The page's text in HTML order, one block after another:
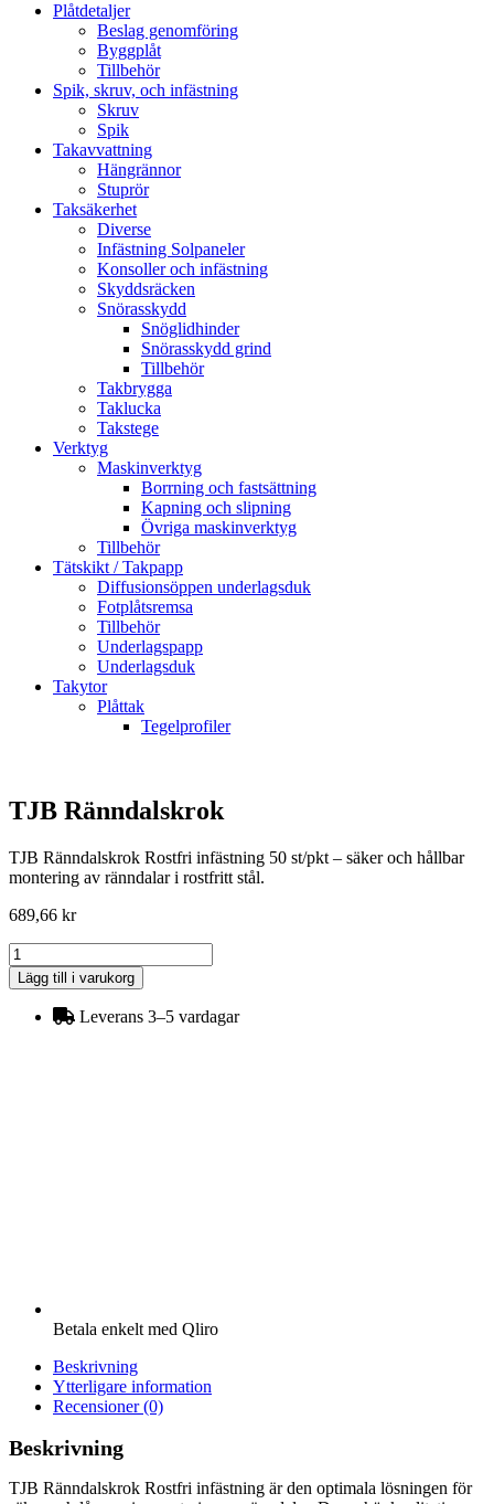
Plåtdetaljer
Beslag genomföring
Byggplåt
Tillbehör
Spik, skruv, och infästning
Skruv
Spik
Takavvattning
Hängrännor
Stuprör
Taksäkerhet
Diverse
Infästning Solpaneler
Konsoller och infästning
Skyddsräcken
Snörasskydd
Snöglidhinder
Snörasskydd grind
Tillbehör
Takbrygga
Taklucka
Takstege
Verktyg
Maskinverktyg
Borrning och fastsättning
Kapning och slipning
Övriga maskinverktyg
Tillbehör
Tätskikt / Takpapp
Diffusionsöppen underlagsduk
Fotplåtsremsa
Tillbehör
Underlagspapp
Underlagsduk
Takytor
Plåttak
Tegelprofiler
TJB Ränndalskrok
TJB Ränndalskrok Rostfri infästning 50 st/pkt – säker och hållbar
montering av ränndalar i rostfritt stål.
689,66 kr
TJB
Ränndalskrok
mängd
Lägg till i varukorg
Leverans 3–5 vardagar
Betala enkelt med Qliro
Beskrivning
Ytterligare information
Recensioner (0)
Beskrivning
TJB Ränndalskrok Rostfri infästning är den optimala lösningen för